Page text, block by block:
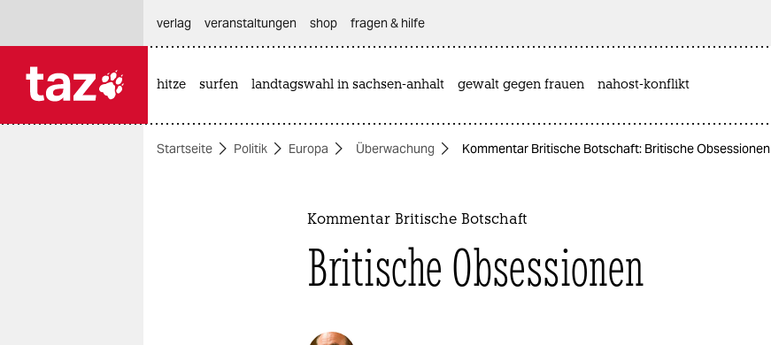
themen
verlag
veranstaltungen shop fragen & hilfe
hitze surfen landtagswahl in sachsen-anhalt gewalt gegen frauen nahost-konflikt
Startseite Politik Europa Überwachung Kommentar Britische Botschaft: Britische Obsessionen
Kommentar Britische Botschaft
Britische Obsessionen